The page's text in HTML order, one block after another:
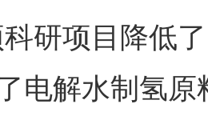
项目降低了
电解水制氢